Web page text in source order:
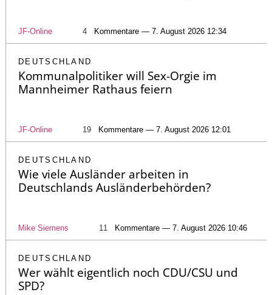
JF-Online 4 Kommentare — 7. August 2026 12:34
DEUTSCHLAND
Kommunalpolitiker will Sex-Orgie im
Mannheimer Rathaus feiern
JF-Online 19 Kommentare — 7. August 2026 12:01
DEUTSCHLAND
Wie viele Ausländer arbeiten in
Deutschlands Ausländerbehörden?
Mike Siemens 11 Kommentare — 7. August 2026 10:46
DEUTSCHLAND
Wer wählt eigentlich noch CDU/CSU und
SPD?